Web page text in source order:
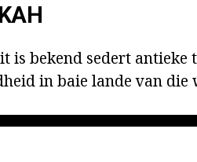
is bekend sedert antieke
in baie lande van die